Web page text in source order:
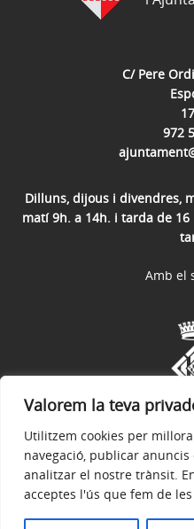
Valorem la teva
Utilitzem cookies per
navegació, publicar
analitzar el nostre trànsit.
acceptes l'ús que fem de les
C/ Pere
972
Dilluns, dijous i divendres,
matí 9h. a 14h. i tarda de
Avís legal Política de
Amb el